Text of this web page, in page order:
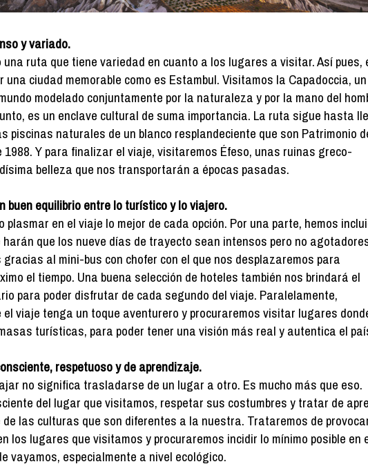
y variado.
una ruta que tiene variedad en cuanto a los lugares a visitar. Así pues,
una ciudad memorable como es Estambul. Visitamos la Capadoccia, un
modelado conjuntamente por la naturaleza y por la mano del
es un enclave cultural de suma importancia. La ruta sigue hasta
piscinas naturales de un blanco resplandeciente que son Patrimonio
1988. Y para finalizar el viaje, visitaremos Éfeso, unas ruinas greco-
belleza que nos transportarán a épocas pasadas.
buen equilibrio entre lo turístico y lo viajero.
plasmar en el viaje lo mejor de cada opción. Por una parte, hemos
harán que los nueve días de trayecto sean intensos pero no
al mini-bus con chofer con el que nos desplazaremos para
el tiempo. Una buena selección de hoteles también nos brindará el
para poder disfrutar de cada segundo del viaje. Paralelamente,
viaje tenga un toque aventurero y procuraremos visitar lugares
turísticas, para poder tener una visión más real y autentica el
respetuoso y de aprendizaje.
no significa trasladarse de un lugar a otro. Es mucho más que eso.
del lugar que visitamos, respetar sus costumbres y tratar de
de las culturas que son diferentes a la nuestra. Trataremos de
los lugares que visitamos y procuraremos incidir lo mínimo posible en
vayamos, especialmente a nivel ecológico.